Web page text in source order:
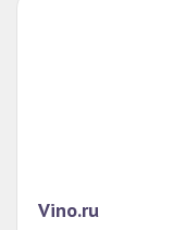
Vino.ru